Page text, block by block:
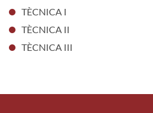
TÈCNICA I
TÈCNICA II
TÈCNICA III